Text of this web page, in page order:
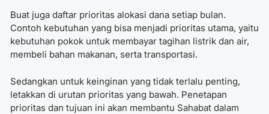
Buat juga daftar prioritas alokasi dana setiap bulan.
Contoh kebutuhan yang bisa menjadi prioritas utama, yaitu
kebutuhan pokok untuk membayar tagihan listrik dan air,
membeli bahan makanan, serta transportasi.
Sedangkan untuk keinginan yang tidak terlalu penting,
letakkan di urutan prioritas yang bawah. Penetapan
prioritas dan tujuan ini akan membantu Sahabat dalam